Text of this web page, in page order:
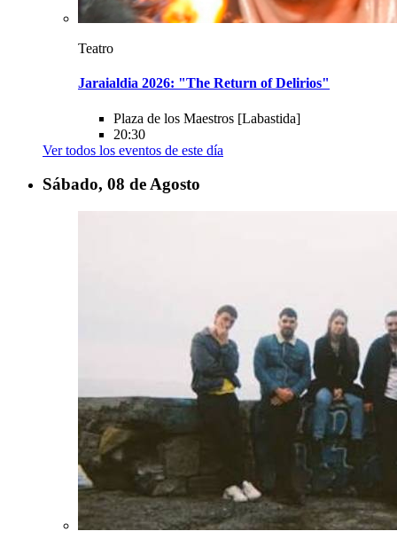
Teatro
Jaraialdia 2026: "The Return of Delirios"
Plaza de los Maestros [Labastida]
20:30
Ver todos los eventos de este día
Sábado, 08 deAgosto